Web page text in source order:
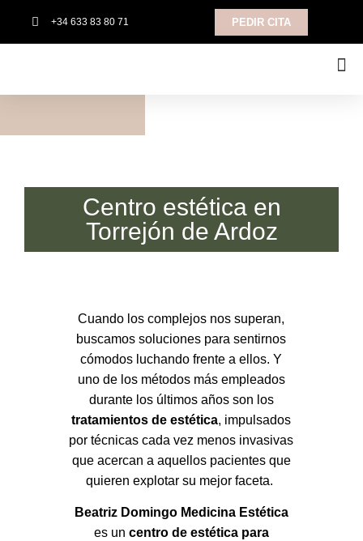
+34 633 83 80 71 PEDIR CITA
Centro estética en
Torrejón de Ardoz
Cuando los complejos nos superan,
buscamos soluciones para sentirnos
cómodos luchando frente a ellos. Y
uno de los métodos más empleados
durante los últimos años son los
tratamientos de estética, impulsados
por técnicas cada vez menos invasivas
que acercan a aquellos pacientes que
quieren explotar su mejor faceta.
Beatriz Domingo Medicina Estética
es un centro de estética para